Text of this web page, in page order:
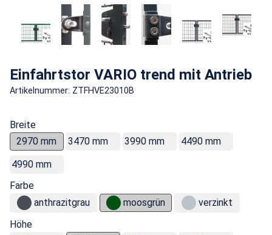
Einfahrtstor VARIO trend mit Antrieb
Artikelnummer: ZTFHVE23010B
Breite
2970 mm
3470 mm 3990 mm
4490 mm
4990 mm
Farbe
anthrazitgrau
moosgrün
verzinkt
Höhe